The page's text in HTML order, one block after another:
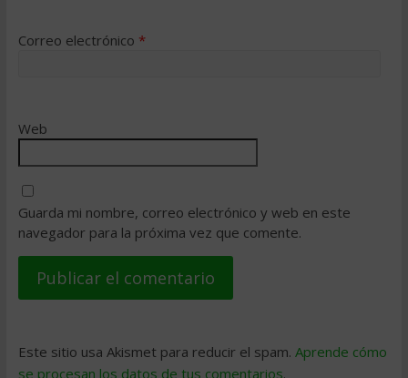
Correo electrónico *
Web
Guarda mi nombre, correo electrónico y web en este
navegador para la próxima vez que comente.
Este sitio usa Akismet para reducir el spam. Aprende cómo
se procesan los datos de tus comentarios.